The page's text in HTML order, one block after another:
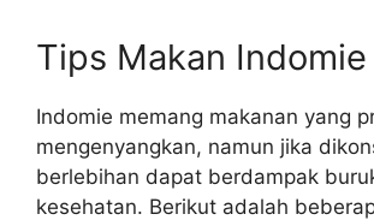
Tips Makan
Indomie memang makanan yang
mengenyangkan, namun jika
berlebihan dapat berdampak
kesehatan. Berikut adalah